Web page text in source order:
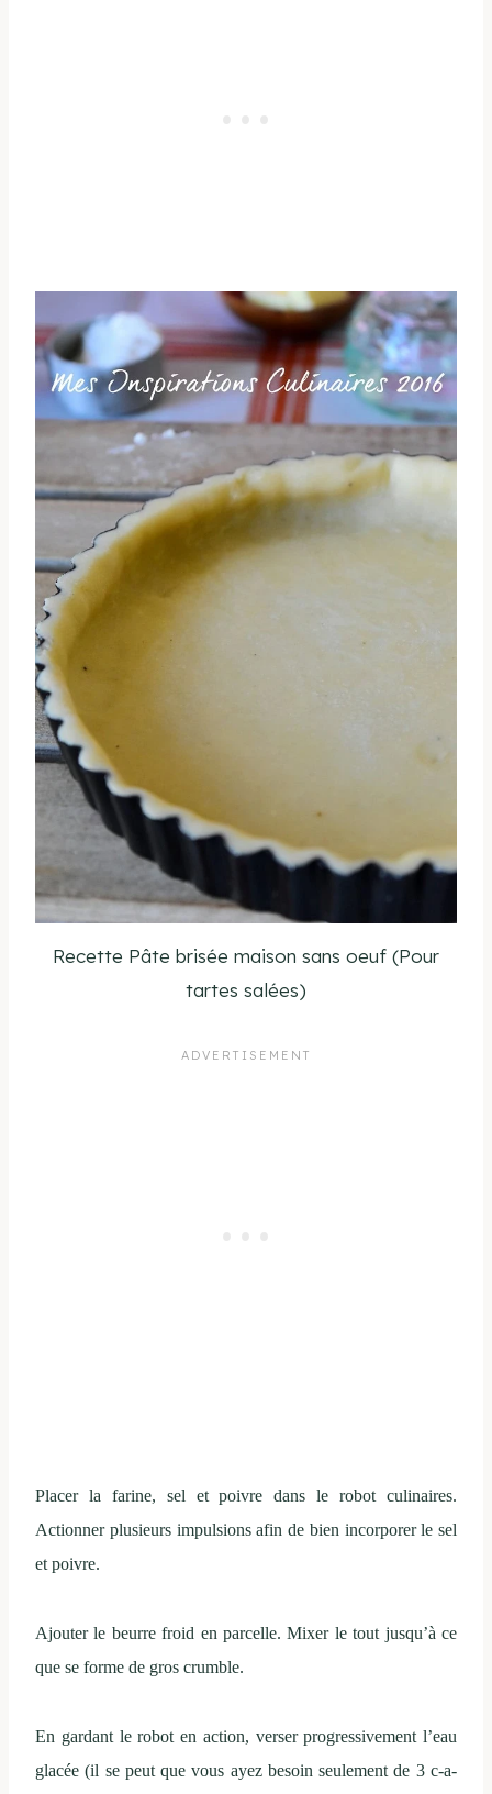
Recette Pâte brisée maison sans oeuf (Pour
tartes salées)
Placer la farine, sel et poivre dans le robot culinaires.
Actionner plusieurs impulsions afin de bien incorporer le sel
et poivre.
Ajouter le beurre froid en parcelle. Mixer le tout jusqu’à ce
que se forme de gros crumble.
En gardant le robot en action, verser progressivement l’eau
glacée (il se peut que vous ayez besoin seulement de 3 c-a-